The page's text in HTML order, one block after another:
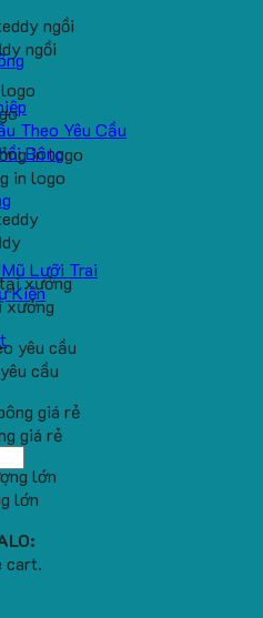
Theo Yêu Cầu
Bông
Lưỡi Trai
Kiện
cart.
ngồi
in logo
xưởng
cầu
giá rẻ
lớn